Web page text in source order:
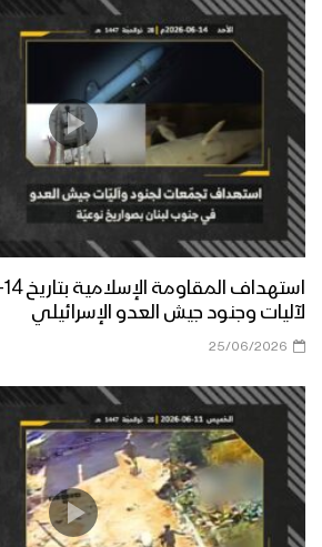
لآليات وجنود جيش العدو الإسرائيلي
25/06/2026